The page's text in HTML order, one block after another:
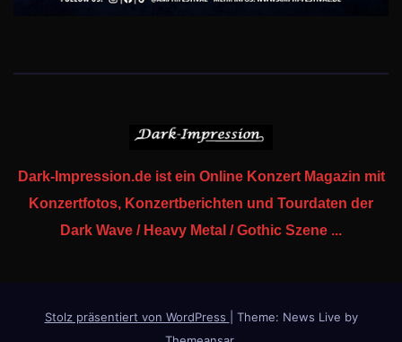
Dark-Impression.de ist ein Online Konzert Magazin mit
Konzertfotos, Konzertberichten und Tourdaten der
Dark Wave / Heavy Metal / Gothic Szene ...
Stolz präsentiert von WordPress
Theme: News Live by